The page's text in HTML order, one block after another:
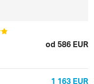
od 586 EUR
1 163 EUR